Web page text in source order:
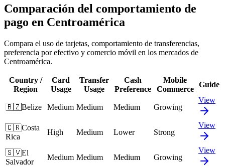
Comparación del comportamiento de
pago en Centroamérica
Compara el uso de tarjetas, comportamiento de transferencias,
preferencia por efectivo y comercio móvil en los mercados de
Centroamérica.
Country /
Region
Card
Usage
Transfer
Usage
Cash
Preference
Mobile
Commerce
Guide
🇧🇿Belize Medium Medium Medium Growing
View
🇨🇷Costa
Rica
High Medium Lower Strong
View
🇸🇻El
Salvador
Medium Medium Medium Growing
View